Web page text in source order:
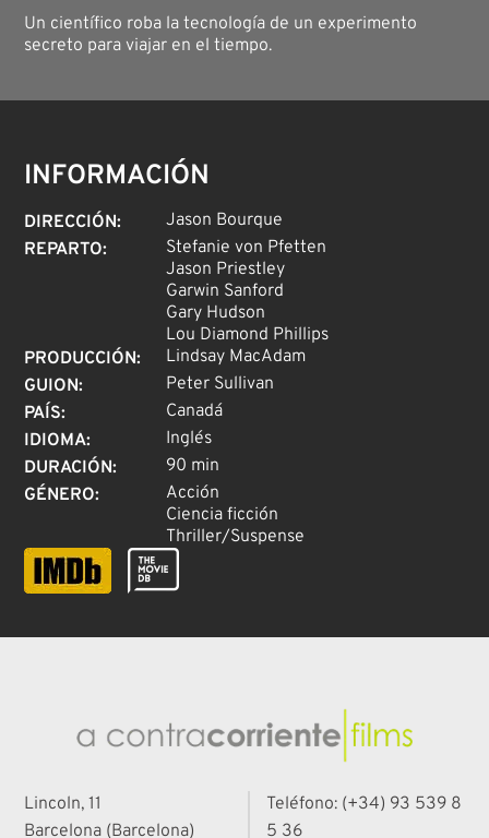
Un científico roba la tecnología de un experimento
secreto para viajar en el tiempo.
INFORMACIÓN
DIRECCIÓN:
Jason Bourque
REPARTO:
Stefanie von Pfetten
Jason Priestley
Garwin Sanford
Gary Hudson
Lou Diamond Phillips
PRODUCCIÓN:
Lindsay MacAdam
GUION:
Peter Sullivan
PAÍS:
Canadá
IDIOMA:
Inglés
DURACIÓN:
90 min
GÉNERO:
Acción
Ciencia ficción
Thriller/Suspense
Lincoln, 11
Barcelona (Barcelona)
Teléfono: (+34) 93 539 8
5 36